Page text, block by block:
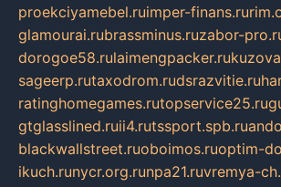
proekciyamebel.ruimper-finans.ru
glamourai.rubrassminus.ruzabor-
dorogoe58.rulaimengpacker.ru
sageerp.rutaxodrom.rudsrazvitie.ru
ratinghomegames.rutopservice25.ru
gtglasslined.ruii4.rutssport.spb.ru
blackwallstreet.ruoboimos.ruoptim-
ikuch.runycr.org.runpa21.ruvremya-